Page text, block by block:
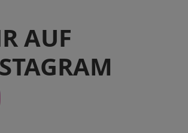
AUF